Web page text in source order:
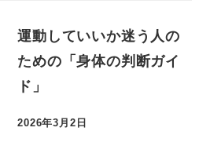
運動していいか迷う人の
ための「身体の判断ガイ
ド」
2026年3月2日